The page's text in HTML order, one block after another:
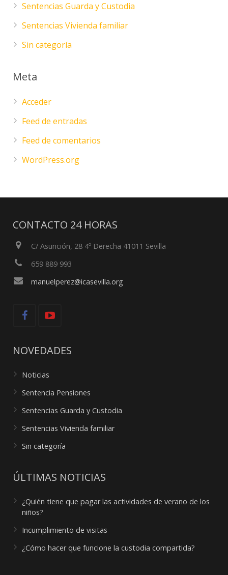
Sentencias Guarda y Custodia
Sentencias Vivienda familiar
Sin categoría
Meta
Acceder
Feed de entradas
Feed de comentarios
WordPress.org
CONTACTO 24 HORAS
C/ Asunción, 28 4º Derecha 41011 Sevilla
659 889 993
manuelperez@icasevilla.org
NOVEDADES
Noticias
Sentencia Pensiones
Sentencias Guarda y Custodia
Sentencias Vivienda familiar
Sin categoría
ÚLTIMAS NOTICIAS
¿Quién tiene que pagar las actividades de verano de los
niños?
Incumplimiento de visitas
¿Cómo hacer que funcione la custodia compartida?